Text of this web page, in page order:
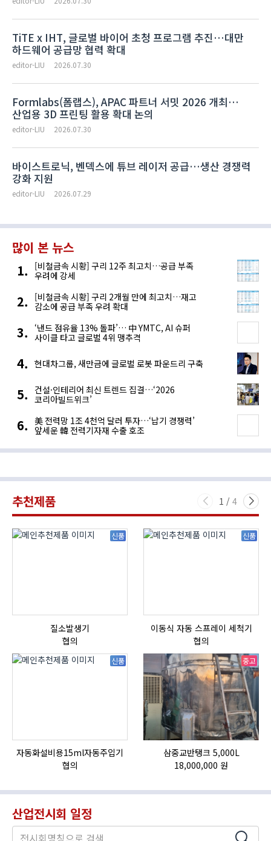
TiTE x IHT, 글로벌 바이어 초청 프로그램 추진…대만
하드웨어 공급망 협력 확대
editor-LIU 2026.07.30
Formlabs(폼랩스), APAC 파트너 서밋 2026 개최…
산업용 3D 프린팅 활용 확대 논의
editor-LIU 2026.07.30
바이스트로닉, 벤덱스에 튜브 레이저 공급…생산 경쟁력
강화 지원
editor-LIU 2026.07.29
많이 본 뉴스
[비철금속 시황] 구리 12주 최고치…공급 부족
우려에 강세
[비철금속 시황] 구리 2개월 만에 최고치…재고
감소에 공급 부족 우려 확대
‘낸드 점유율 13% 돌파’… 中 YMTC, AI 슈퍼
사이클 타고 글로벌 4위 맹추격
현대차그룹, 새만금에 글로벌 로봇 파운드리 구축
건설·인테리어 최신 트렌드 집결…‘2026
코리아빌드위크’
美 전력망 1조 4천억 달러 투자…‘납기 경쟁력’
앞세운 韓 전력기자재 수출 호조
추천제품 1 / 4
신품
질소발생기
협의
신품
이동식 자동 스프레이 세척기
협의
신품
자동화설비용15ml자동주입기
협의
중고
삼중교반탱크 5,000L
18,000,000 원
산업전시회 일정